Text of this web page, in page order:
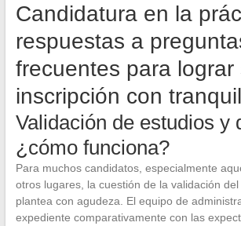
Candidatura en la
respuestas a
frecuentes para lograr
inscripción con
Validación de estudios y
¿cómo funciona?
Para muchos candidatos, especialmente
otros lugares, la cuestión de la validación
plantea con agudeza. El equipo de
expediente comparativamente con las